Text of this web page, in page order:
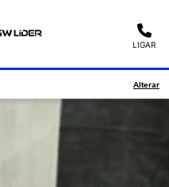
LIGAR
Alterar